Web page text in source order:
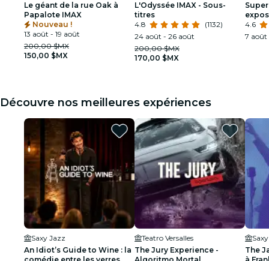
Le géant de la rue Oak à
Papalote IMAX
Nouveau !
13 août - 19 août
200,00 $MX
150,00 $MX
L'Odyssée IMAX - Sous-
titres
4.8
(1132)
24 août - 26 août
200,00 $MX
170,00 $MX
4.6
7 août
Découvre nos meilleures expériences
Saxy Jazz
An Idiot’s Guide to Wine : la
Teatro Versalles
The Jury Experience -
The